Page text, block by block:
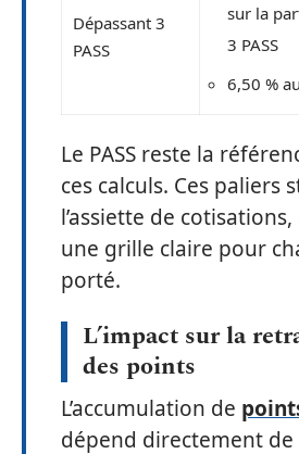
Dépassant 3
PASS
sur la
3 PASS
6,50 %
Le PASS reste la
ces calculs. Ces paliers
l’assiette de
une grille claire pour
porté.
L’impact sur la
des points
L’accumulation de
dépend directement de